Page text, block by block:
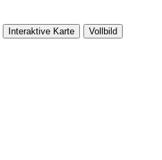
Interaktive Karte Vollbild